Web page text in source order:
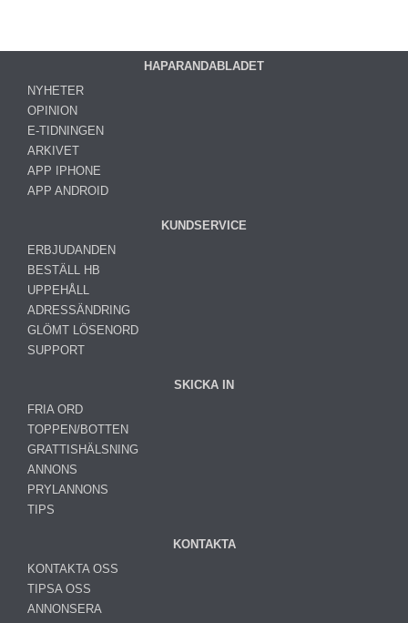
HAPARANDABLADET
NYHETER
OPINION
E-TIDNINGEN
ARKIVET
APP IPHONE
APP ANDROID
KUNDSERVICE
ERBJUDANDEN
BESTÄLL HB
UPPEHÅLL
ADRESSÄNDRING
GLÖMT LÖSENORD
SUPPORT
SKICKA IN
FRIA ORD
TOPPEN/BOTTEN
GRATTISHÄLSNING
ANNONS
PRYLANNONS
TIPS
KONTAKTA
KONTAKTA OSS
TIPSA OSS
ANNONSERA